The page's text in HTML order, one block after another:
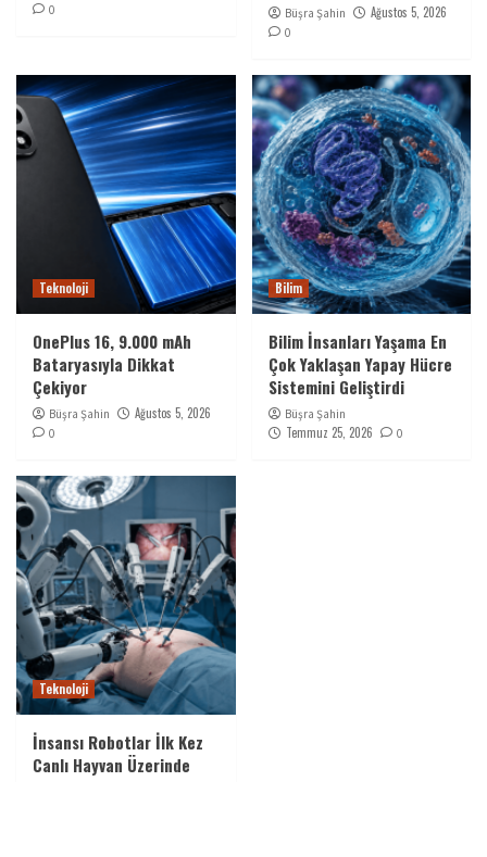
0 Büşra Şahin Ağustos 5, 2026
0
Teknoloji
OnePlus 16, 9.000 mAh
Bataryasıyla Dikkat
Çekiyor
Büşra Şahin Ağustos 5, 2026
0
Bilim
Bilim İnsanları Yaşama En
Çok Yaklaşan Yapay Hücre
Sistemini Geliştirdi
Büşra Şahin
Temmuz 25, 2026 0
Teknoloji
İnsansı Robotlar İlk Kez
Canlı Hayvan Üzerinde